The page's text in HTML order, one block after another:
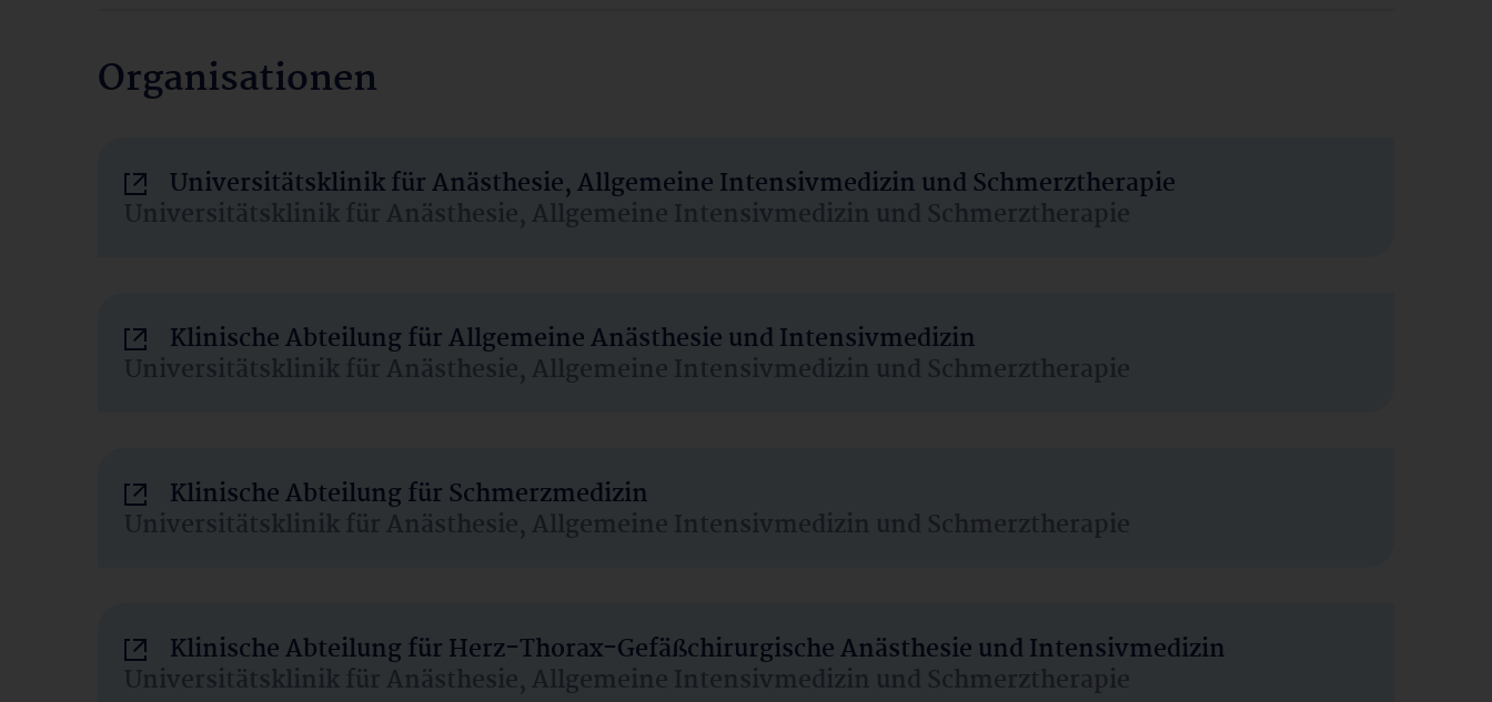
Organisationen
Universitätsklinik für Anästhesie, Allgemeine Intensivmedizin und Schmerztherapie
Universitätsklinik für Anästhesie, Allgemeine Intensivmedizin und Schmerztherapie
Klinische Abteilung für Allgemeine Anästhesie und Intensivmedizin
Universitätsklinik für Anästhesie, Allgemeine Intensivmedizin und Schmerztherapie
Klinische Abteilung für Schmerzmedizin
Universitätsklinik für Anästhesie, Allgemeine Intensivmedizin und Schmerztherapie
Klinische Abteilung für Herz-Thorax-Gefäßchirurgische Anästhesie und Intensivmedizin
Universitätsklinik für Anästhesie, Allgemeine Intensivmedizin und Schmerztherapie